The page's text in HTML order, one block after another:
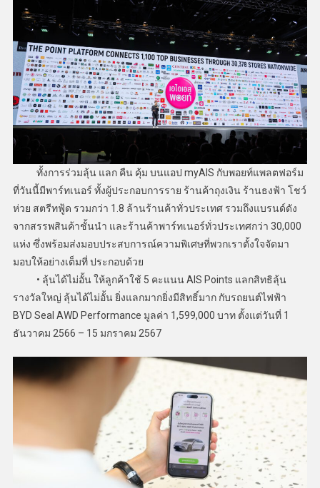
ทั้งการร่วมลุ้น แลก คืน คุ้ม บนแอป myAIS กับพอยท์แพลตฟอร์ม
ที่วันนี้มีพาร์ทเนอร์ ทั้งผู้ประกอบการราย ร้านค้าถุงเงิน ร้านธงฟ้า โชว์
ห่วย สตรีทฟู้ด รวมกว่า 1.8 ล้านร้านค้าทั่วประเทศ รวมถึงแบรนด์ดัง
จากสรรพสินค้าชั้นนำ และร้านค้าพาร์ทเนอร์ทั่วประเทศกว่า 30,000
แห่ง ซึ่งพร้อมส่งมอบประสบการณ์ความพิเศษที่พวกเราตั้งใจจัดมา
มอบให้อย่างเต็มที่ ประกอบด้วย
• ลุ้นได้ไม่อั้น ให้ลูกค้าใช้ 5 คะแนน AIS Points แลกสิทธิลุ้น
รางวัลใหญ่ ลุ้นได้ไม่อั้น ยิ่งแลกมากยิ่งมีสิทธิ์มาก กับรถยนต์ไฟฟ้า
BYD Seal AWD Performance มูลค่า 1,599,000 บาท ตั้งแต่วันที่ 1
ธันวาคม 2566 – 15 มกราคม 2567